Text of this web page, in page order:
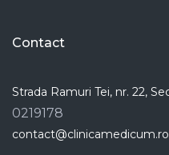
Contact
Strada Ramuri Tei, nr. 22,
0219178
contact@clinicamedicum.ro